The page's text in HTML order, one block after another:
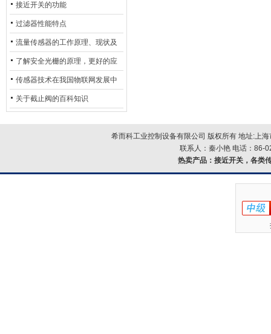
接近开关的功能
过滤器性能特点
流量传感器的工作原理、现状及
其发展前景
了解安全光栅的原理，更好的应
用安全光栅
传感器技术在我国物联网发展中
的地位*
关于截止阀的百科知识
希而科工业控制设备有限公司 版权所有 地址:上
联系人：秦小艳 电话：86-
热卖产品： 接近开关，各类